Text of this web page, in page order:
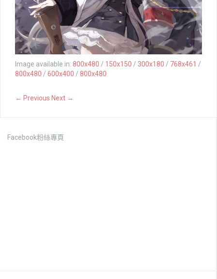
Image available in: 800x480 / 150x150 / 300x180 / 768x461 /
800x480 / 600x400 / 800x480
← Previous Next →
Facebook粉絲專頁